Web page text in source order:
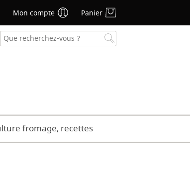
fromage, recettes
Mon compte Panier